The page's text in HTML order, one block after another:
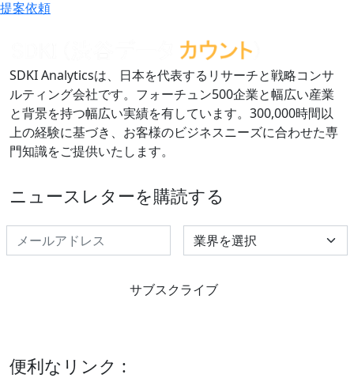
提案依頼
SDKI Analyticsは、日本を代表するリサーチと戦略コンサ
ルティング会社です。フォーチュン500企業と幅広い産業
と背景を持つ幅広い実績を有しています。300,000時間以
上の経験に基づき、お客様のビジネスニーズに合わせた専
門知識をご提供いたします。
ニュースレターを購読する
Select Industry
サブスクライブ
便利なリンク :